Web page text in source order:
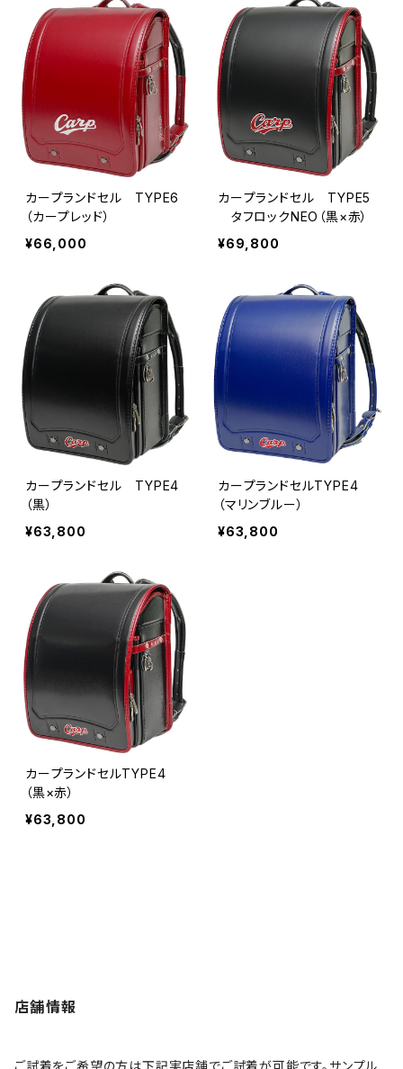
カープランドセル TYPE6
（カープレッド）
¥66,000
カープランドセル TYPE5
タフロックNEO（黒×赤）
¥69,800
カープランドセル TYPE4
（黒）
¥63,800
カープランドセルTYPE4
（マリンブルー）
¥63,800
カープランドセルTYPE4
（黒×赤）
¥63,800
店舗情報
ご試着をご希望の方は下記実店舗でご試着が可能です。サンプル